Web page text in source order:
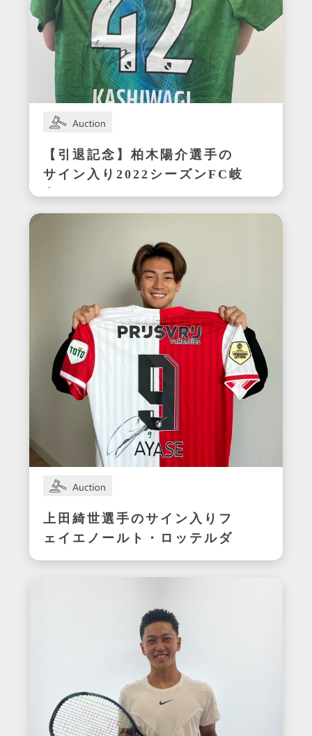
【引退記念】柏木陽介選手の
サイン入り2022シーズンFC岐
阜ユニフォーム
上田綺世選手のサイン入りフ
ェイエノールト・ロッテルダ
ムユニフォーム